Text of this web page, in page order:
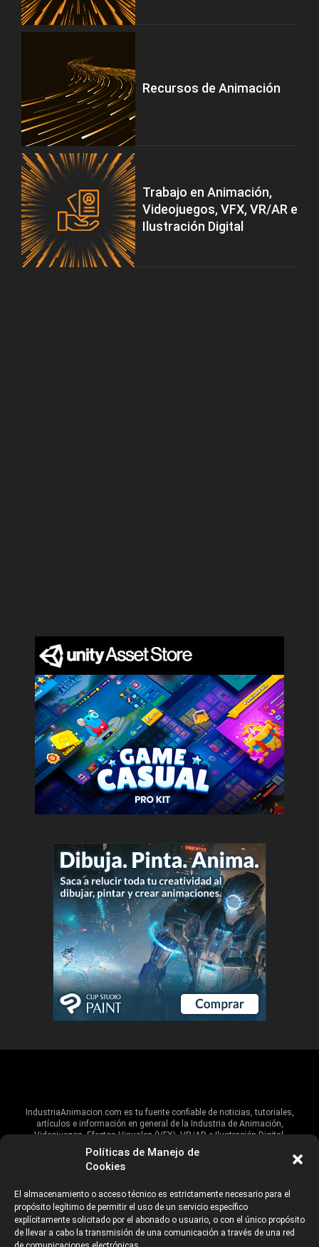
Políticas de Manejo de
Cookies
El almacenamiento o acceso técnico es estrictamente necesario para el
propósito legítimo de permitir el uso de un servicio específico
explícitamente solicitado por el abonado o usuario, o con el único propósito
de llevar a cabo la transmisión de una comunicación a través de una red
Recursos de Animación
Trabajo en Animación,
Videojuegos, VFX, VR/AR e
Ilustración Digital
IndustriaAnimacion.com es tu fuente confiable de noticias, tutoriales,
artículos e información en general de la Industria de Animación,
Videojuegos, Efectos Visuales (VFX), VR/AR e Ilustración Digital.
Hablamos de estas industrias y su alcance global, pero damos un énfasis
especial al talento, estudios, escuelas, eventos y organizaciones que
ANUNCIANTES AVISO DE PRIVACIDAD